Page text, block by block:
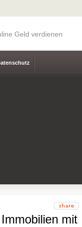
Geld verdienen
mit